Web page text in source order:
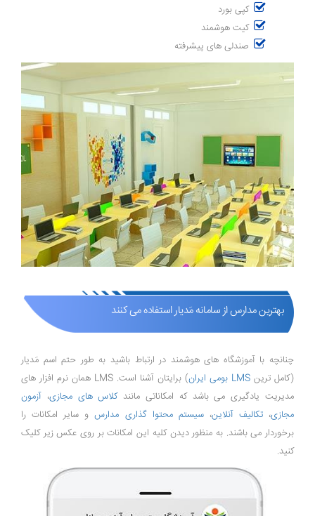
کپی بورد
کیت هوشمند
صندلی های پیشرفته
بهترین مدارس از سامانه مَدیار استفاده می کنند
چنانچه با آموزشگاه های هوشمند در ارتباط باشید به طور حتم اسم مَدیار
(کامل ترین LMS بومی ایران
) برایتان آشنا است. LMS همان نرم افزار های
مدیریت یادگیری می باشد که امکاناتی مانندکلاس های مجازی، آزمون
مجازی،تکالیف آنلاین،سیستم محتوا گذاری مدارسو سایر امکانات را
برخوردار می باشند. به منظور دیدن کلیه این امکانات بر روی عکس زیر کلیک
کنید.